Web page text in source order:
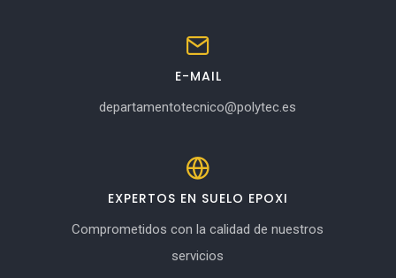
E-MAIL
departamentotecnico@polytec.es
EXPERTOS EN SUELO EPOXI
Comprometidos con la calidad de nuestros
servicios